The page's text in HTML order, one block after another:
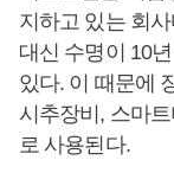
지하고 있는 회
대신 수명이 10
있다. 이 때문에
시추장비, 스마
로 사용된다.